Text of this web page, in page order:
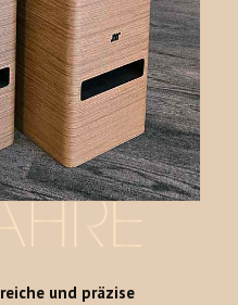
reiche und präzise